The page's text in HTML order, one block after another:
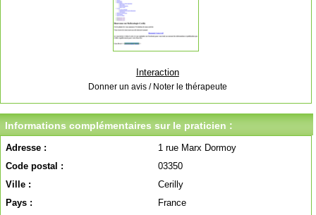
Interaction
Donner un avis / Noter le thérapeute
Informations complémentaires sur le praticien :
Adresse :
1 rue Marx Dormoy
Code postal :
03350
Ville :
Cerilly
Pays :
France